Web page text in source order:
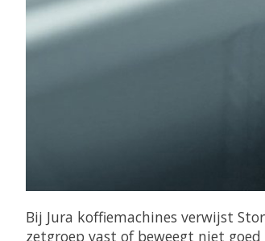
Bij Jura koffiemachines verwijst
zetgroep vast of beweegt niet